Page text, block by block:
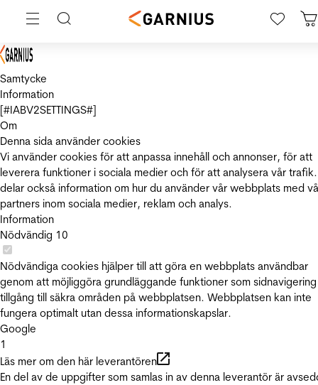
Samtycke
Information
[#IABV2SETTINGS#]
Om
Denna sida använder cookies
Vi använder cookies för att anpassa innehåll och annonser, för att
leverera funktioner i sociala medier och för att analysera vår
delar också information om hur du använder vår webbplats med
partners inom sociala medier, reklam och analys.
Information
Nödvändig 10
Nödvändiga cookies hjälper till att göra en webbplats användbar
genom att möjliggöra grundläggande funktioner som
tillgång till säkra områden på webbplatsen. Webbplatsen kan inte
fungera optimalt utan dessa informationskapslar.
Google
1
Läs mer om den här leverantören
En del av de uppgifter som samlas in av denna leverantör är